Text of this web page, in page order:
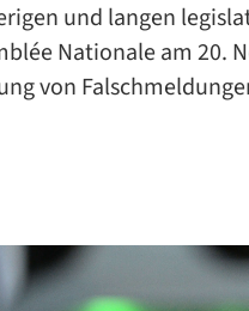
und langen
Nationale am 20.
von